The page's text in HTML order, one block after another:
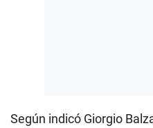
Según indicó Giorgio